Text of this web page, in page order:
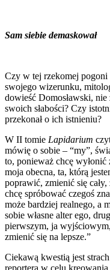
Sam siebie demaskował
Czy w tej rzekomej
swojego wizerunku,
dowieść Domosławski, nie
swoich słabości? Czy
przekonał o ich istnieniu?
W II tomie Lapidarium
mówię o sobie – “my”,
to, ponieważ chcę wyłonić
moja obecna, ta, którą
poprawić, zmienić się
chcę spróbować czegoś
może bardziej realnego, a
sobie własne alter ego,
pierwszym, ja
zmienić się na lepsze.”
Ciekawą kwestią jest
reportera w celu kreowania